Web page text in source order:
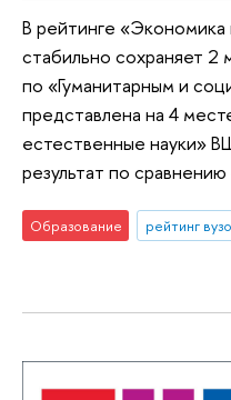
В рейтинге
стабильно сохраняет 2
по «Гуманитарным и
представлена на 4
естественные науки»
результат по
Образование рейтинг